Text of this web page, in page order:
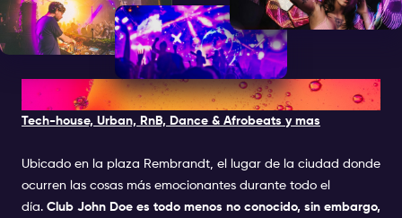
1. CLUB JOHN DOE
Tech-house, Urban, RnB, Dance & Afrobeats y mas
Ubicado en la plaza Rembrandt, el lugar de la ciudad donde
ocurren las cosas más emocionantes durante todo el
día. Club John Doe es todo menos no conocido, sin embargo,